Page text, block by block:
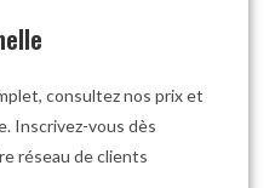
consultez nos prix et
Inscrivez-vous dès
réseau de clients